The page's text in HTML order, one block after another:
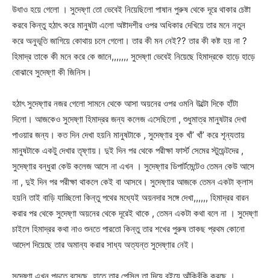
উধাও হয়ে গেলো । সুদেষ্ণা তো ভেবেই নিয়েছিলো পাষান পুরুষ থেকে দূরে থাকার চেষ্টা
করবে কিন্তু হঠাৎ করে মানুষটা এলো অষ্টাদশীর ওপর অধিকার দেখিয়ে তার মনে নতুন
করে অনুভূতি জাগিয়ে কোথায় চলে গেলো। তার কী মন নেই?? তার কী কষ্ট হয় না ?
হিমাদ্র তাকে কী মনে করে কে জানে,,,,,,, সুদেষ্ণা ভেবেই নিয়েছে হিমাদ্রকে হাড়ে হাড়ে
বোঝাবে সুদেষ্ণা কী জিনিস।
হঠাৎ সুদেষ্ণার নজর গেলো সামনে থেকে আসা অয়নের ওপর ওমনি উল্টো দিকে হাঁটা
দিলো। আজকেও সুদেষ্ণা হিমাদ্রর জন্য কলেজ এসেছিলো , শুধুমাত্র মানুষটার দেখা
পাওয়ার জন্য। কত দিন দেখা হয়নি মানুষটাকে , সুদেষ্ণার বুক খাঁ’ খাঁ’ করে শূন্যতায়
মানুষটাকে একটু দেখার তৃষ্ণায়। দুই দিন পর থেকে পরীক্ষা ফার্স্ট সেমের স্টুডেন্টদের ,
সুদেষ্ণার বন্ধুরা কেউ কলেজ আসে না এখন । সুদেষ্ণার ডিপার্টমেন্টেও তেমন কেউ আসে
না , দুই দিন পর পরীক্ষা থাকলে কেই বা আসবে। সুদেষ্ণার আজকে তেমন একটা ক্লাস
হয়নি তাই বাড়ি যাচ্ছিলো কিন্তু পথের মধ্যেই অয়নদার সঙ্গে দেখা,,,,,, হিমাদ্রর বারন
করার পর থেকে সুদেষ্ণা অয়নের থেকে দূরেই থাকে , তেমন একটা কথা বলে না । সুদেষ্ণা
চাইলে হিমাদ্রর কথা নাও শুনতে পারতো কিন্তু তার শখের পুরুষ তাকছ প্রথম কোনো
আদেশ দিয়েছে তার অমান্য করার সাধ্য অত্যন্ত সুদেষ্ণার নেই।